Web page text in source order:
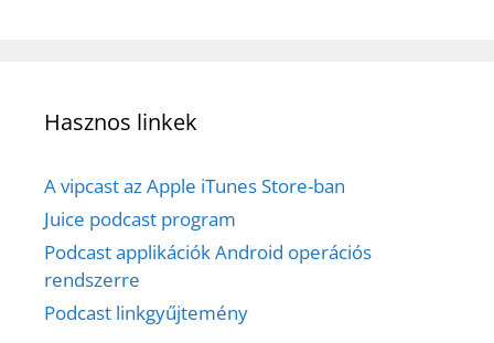
Hasznos linkek
A vipcast az Apple iTunes Store-ban
Juice podcast program
Podcast applikációk Android operációs
rendszerre
Podcast linkgyűjtemény